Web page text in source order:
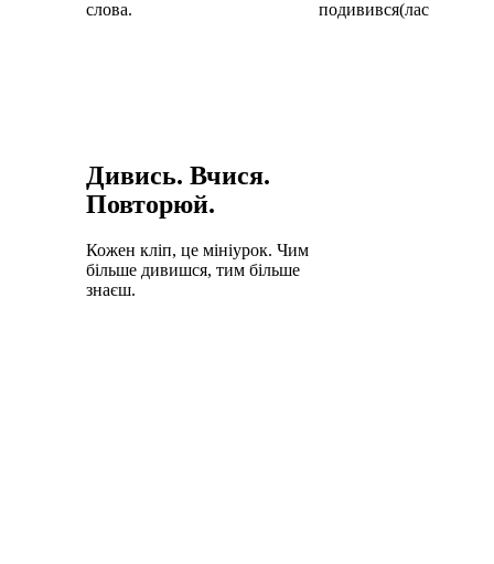
слова. подивився(лася).
Дивись. Вчися.
Повторюй.
Кожен кліп, це мініурок. Чим
більше дивишся, тим більше
знаєш.